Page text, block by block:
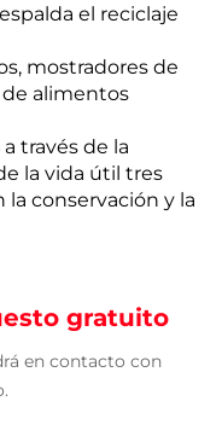
el reciclaje
mostradores de
alimentos
través de la
la vida útil tres
la conservación y la
gratuito
en contacto con